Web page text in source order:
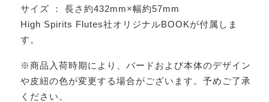
サイズ ： 長さ約432mm×幅約57mm
High Spirits Flutes社オリジナルBOOKが付属しま
す。
※商品入荷時期により、バードおよび本体のデザイン
や皮紐の色が変更する場合がございます。予めご了承
ください。